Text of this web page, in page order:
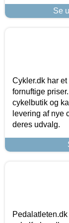
Se
Cykler.dk har
fornuftige
cykelbutik og
levering af nye
deres udvalg.